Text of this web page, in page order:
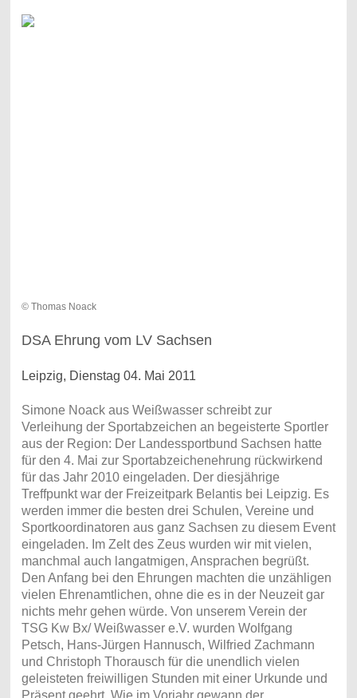
© Thomas Noack
DSA Ehrung vom LV Sachsen
Leipzig, Dienstag 04. Mai 2011
Simone Noack aus Weißwasser schreibt zur
Verleihung der Sportabzeichen an begeisterte Sportler
aus der Region: Der Landessportbund Sachsen hatte
für den 4. Mai zur Sportabzeichenehrung rückwirkend
für das Jahr 2010 eingeladen. Der diesjährige
Treffpunkt war der Freizeitpark Belantis bei Leipzig. Es
werden immer die besten drei Schulen, Vereine und
Sportkoordinatoren aus ganz Sachsen zu diesem Event
eingeladen. Im Zelt des Zeus wurden wir mit vielen,
manchmal auch langatmigen, Ansprachen begrüßt.
Den Anfang bei den Ehrungen machten die unzähligen
vielen Ehrenamtlichen, ohne die es in der Neuzeit gar
nichts mehr gehen würde. Von unserem Verein der
TSG Kw Bx/ Weißwasser e.V. wurden Wolfgang
Petsch, Hans-Jürgen Hannusch, Wilfried Zachmann
und Christoph Thorausch für die unendlich vielen
geleisteten freiwilligen Stunden mit einer Urkunde und